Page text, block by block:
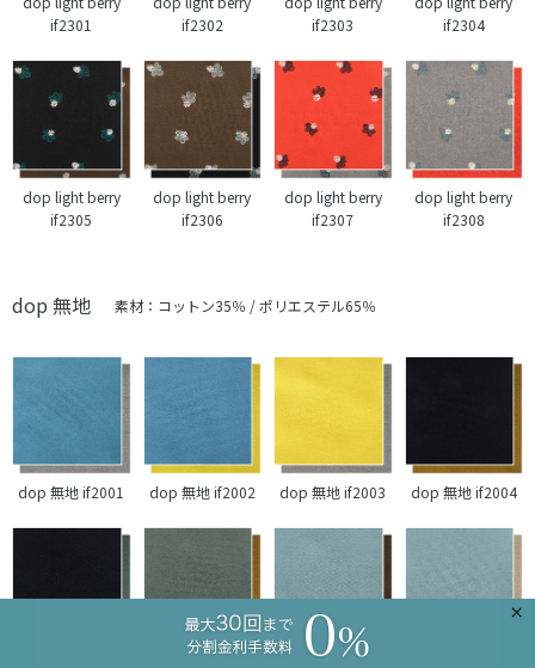
×
if2301
if2302
if2303
if2304
dop light berry
if2305
dop light berry
if2306
dop light berry
if2307
dop light berry
if2308
dop 無地 素材：コットン35％ / ポリエステル65％
dop 無地 if2001 dop 無地 if2002 dop 無地 if2003 dop 無地 if2004
dop 無地 if2007